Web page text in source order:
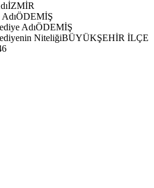
İZMİR
ÖDEMİŞ
AdıÖDEMİŞ
NiteliğiBÜYÜKŞEHİR İLÇE